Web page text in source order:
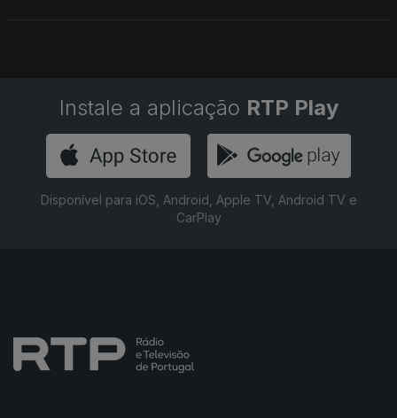
Instale a aplicação RTP Play
Disponível para iOS, Android, Apple TV, Android TV e
CarPlay